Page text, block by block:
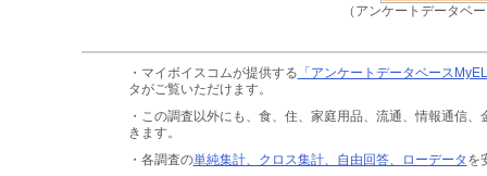
（アンケートデータベ
・マイボイスコムが提供する 「アンケートデータベース
タがご覧いただけます。
・この調査以外にも、食、住、家庭用品、流通、情報通信、
きます。
・各調査の単純集計、クロス集計、自由回答、ローデータ を